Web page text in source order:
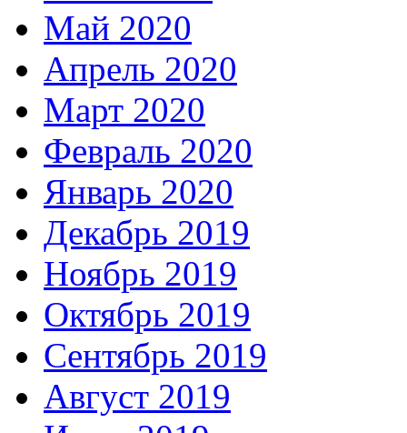
Май 2020
Апрель 2020
Март 2020
Февраль 2020
Январь 2020
Декабрь 2019
Ноябрь 2019
Октябрь 2019
Сентябрь 2019
Август 2019